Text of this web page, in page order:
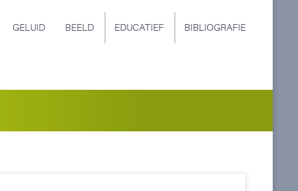
GELUID BEELD EDUCATIEF BIBLIOGRAFIE